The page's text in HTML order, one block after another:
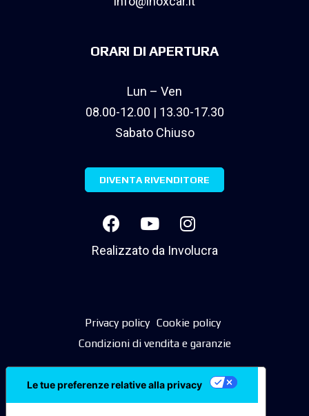
ORARI DI APERTURA
Lun – Ven
08.00-12.00 | 13.30-17.30
Sabato Chiuso
DIVENTA RIVENDITORE
Realizzato da Involucra
Privacy policy Cookie policy
Condizioni di vendita e garanzie
Le tue preferenze relative alla privacy